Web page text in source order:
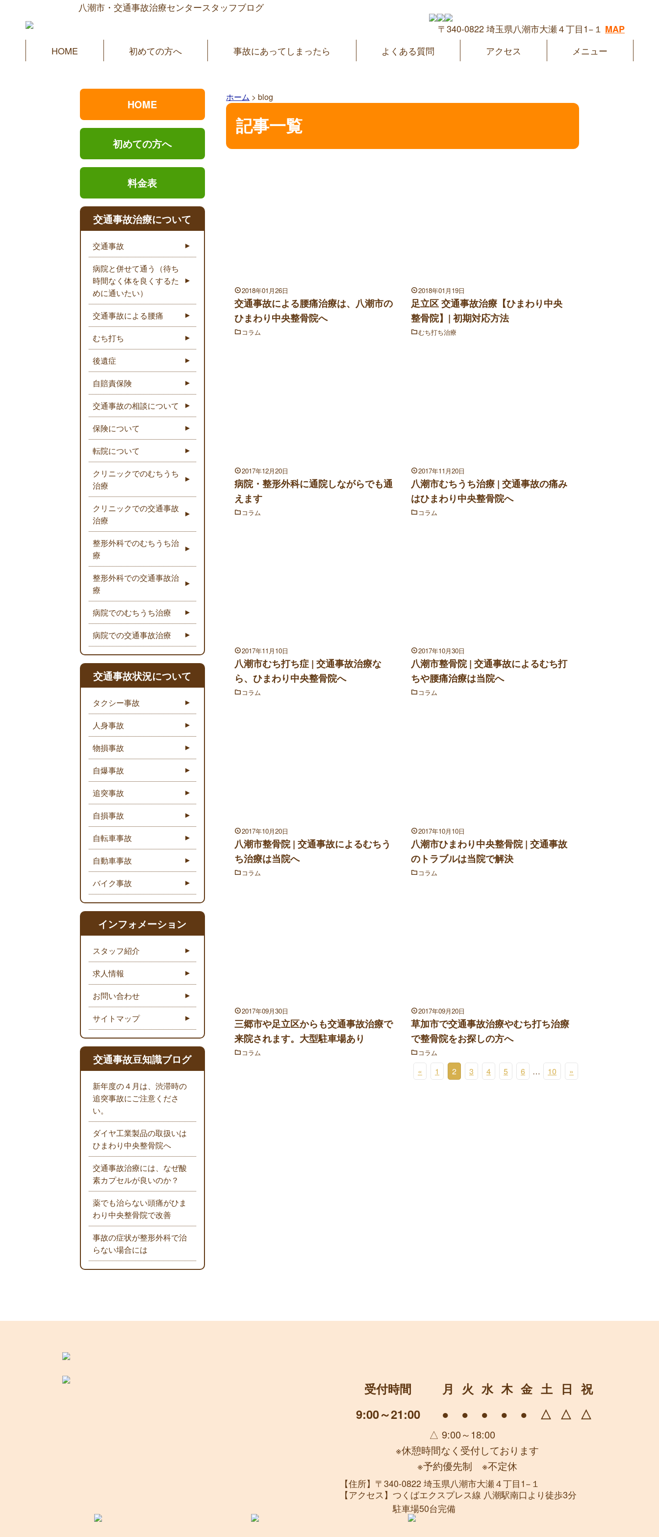
八潮市・交通事故治療センタースタッフブログ
〒340-0822 埼玉県八潮市大瀬４丁目1−１ MAP
HOME
初めての方へ 事故にあってしまったら よくある質問 アクセス メニュー
ホーム > blog
記事一覧
2018年01月26日
交通事故による腰痛治療は、八潮市の
ひまわり中央整骨院へ
コラム
2018年01月19日
足立区 交通事故治療【ひまわり中央
整骨院】| 初期対応方法
むち打ち治療
2017年12月20日
病院・整形外科に通院しながらでも通
えます
コラム
2017年11月20日
八潮市むちうち治療 | 交通事故の痛み
はひまわり中央整骨院へ
コラム
2017年11月10日
八潮市むち打ち症 | 交通事故治療な
ら、ひまわり中央整骨院へ
コラム
2017年10月30日
八潮市整骨院 | 交通事故によるむち打
ちや腰痛治療は当院へ
コラム
2017年10月20日
八潮市整骨院 | 交通事故によるむちう
ち治療は当院へ
コラム
2017年10月10日
八潮市ひまわり中央整骨院 | 交通事故
のトラブルは当院で解決
コラム
2017年09月30日
三郷市や足立区からも交通事故治療で
来院されます。大型駐車場あり
コラム
2017年09月20日
草加市で交通事故治療やむち打ち治療
で整骨院をお探しの方へ
コラム
« 1 2 3 4 5 6 … 10 »
HOME
初めての方へ
料金表
交通事故治療について
交通事故
病院と併せて通う（待ち
時間なく体を良くするた
めに通いたい）
交通事故による腰痛
むち打ち
後遺症
自賠責保険
交通事故の相談について
保険について
転院について
クリニックでのむちうち
治療
クリニックでの交通事故
治療
整形外科でのむちうち治
療
整形外科での交通事故治
療
病院でのむちうち治療
病院での交通事故治療
交通事故状況について
タクシー事故
人身事故
物損事故
自爆事故
追突事故
自損事故
自転車事故
自動車事故
バイク事故
インフォメーション
スタッフ紹介
求人情報
お問い合わせ
サイトマップ
交通事故豆知識ブログ
新年度の４月は、渋滞時の
追突事故にご注意くださ
い。
ダイヤ工業製品の取扱いは
ひまわり中央整骨院へ
交通事故治療には、なぜ酸
素カプセルが良いのか？
薬でも治らない頭痛がひま
わり中央整骨院で改善
事故の症状が整形外科で治
らない場合には
受付時間 月 火 水 木 金 土 日 祝
9:00～21:00
● ● ● ● ● △ △ △
△ 9:00～18:00
※休憩時間なく受付しております
※予約優先制 ※不定休
【住所】 〒340-0822 埼玉県八潮市大瀬４丁目1−１
【アクセス】つくばエクスプレス線 八潮駅南口より徒歩3分
駐車場50台完備